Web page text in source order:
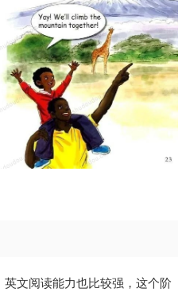
文阅读能力也比较强，这个阶